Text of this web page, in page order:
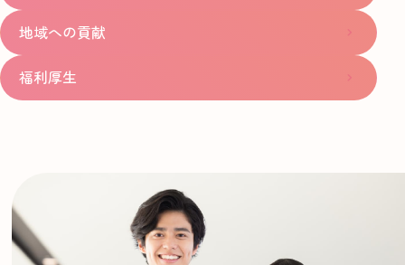
地域への貢献
福利厚生